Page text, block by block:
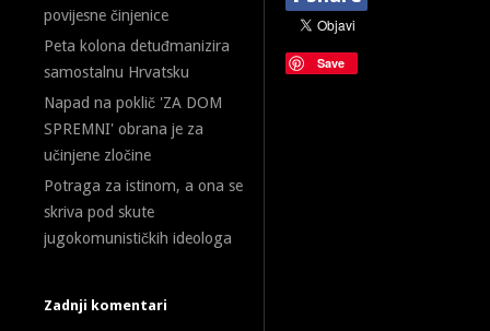
povijesne činjenice
Peta kolona detuđmanizira
samostalnu Hrvatsku
Napad na poklič 'ZA DOM
SPREMNI' obrana je za
učinjene zločine
Potraga za istinom, a ona se
skriva pod skute
jugokomunističkih ideologa
Zadnji komentari
Save